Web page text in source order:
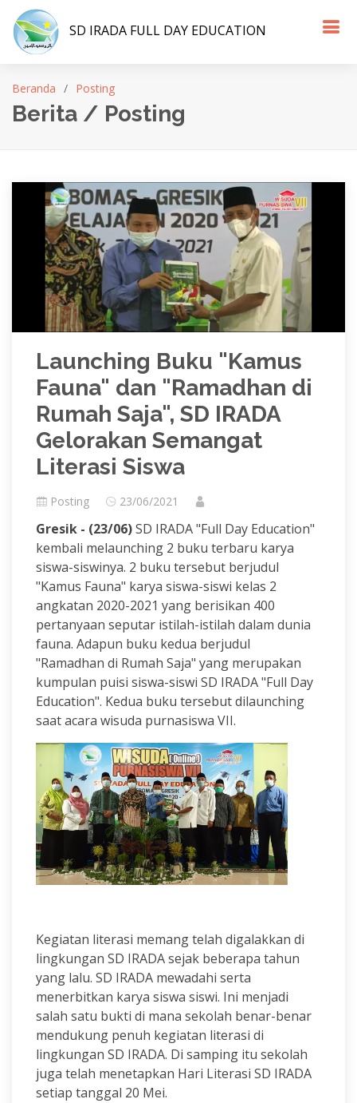
SD IRADA FULL DAY EDUCATION
Beranda Posting
Berita / Posting
Launching Buku "Kamus
Fauna" dan "Ramadhan di
Rumah Saja", SD IRADA
Gelorakan Semangat
Literasi Siswa
Posting 23/06/2021
Gresik - (23/06)SD IRADA "Full Day Education"
kembali melaunching 2 buku terbaru karya
siswa-siswinya. 2 buku tersebut berjudul
"Kamus Fauna" karya siswa-siswi kelas 2
angkatan 2020-2021 yang berisikan 400
pertanyaan seputar istilah-istilah dalam dunia
fauna. Adapun buku kedua berjudul
"Ramadhan di Rumah Saja" yang merupakan
kumpulan puisi siswa-siswi SD IRADA "Full Day
Education". Kedua buku tersebut dilaunching
saat acara wisuda purnasiswa VII.
Kegiatan literasi memang telah digalakkan di
lingkungan SD IRADA sejak beberapa tahun
yang lalu. SD IRADA mewadahi serta
menerbitkan karya siswa siswi. Ini menjadi
salah satu bukti di mana sekolah benar-benar
mendukung penuh kegiatan literasi di
lingkungan SD IRADA. Di samping itu sekolah
juga telah menetapkan Hari Literasi SD IRADA
setiap tanggal 20 Mei.